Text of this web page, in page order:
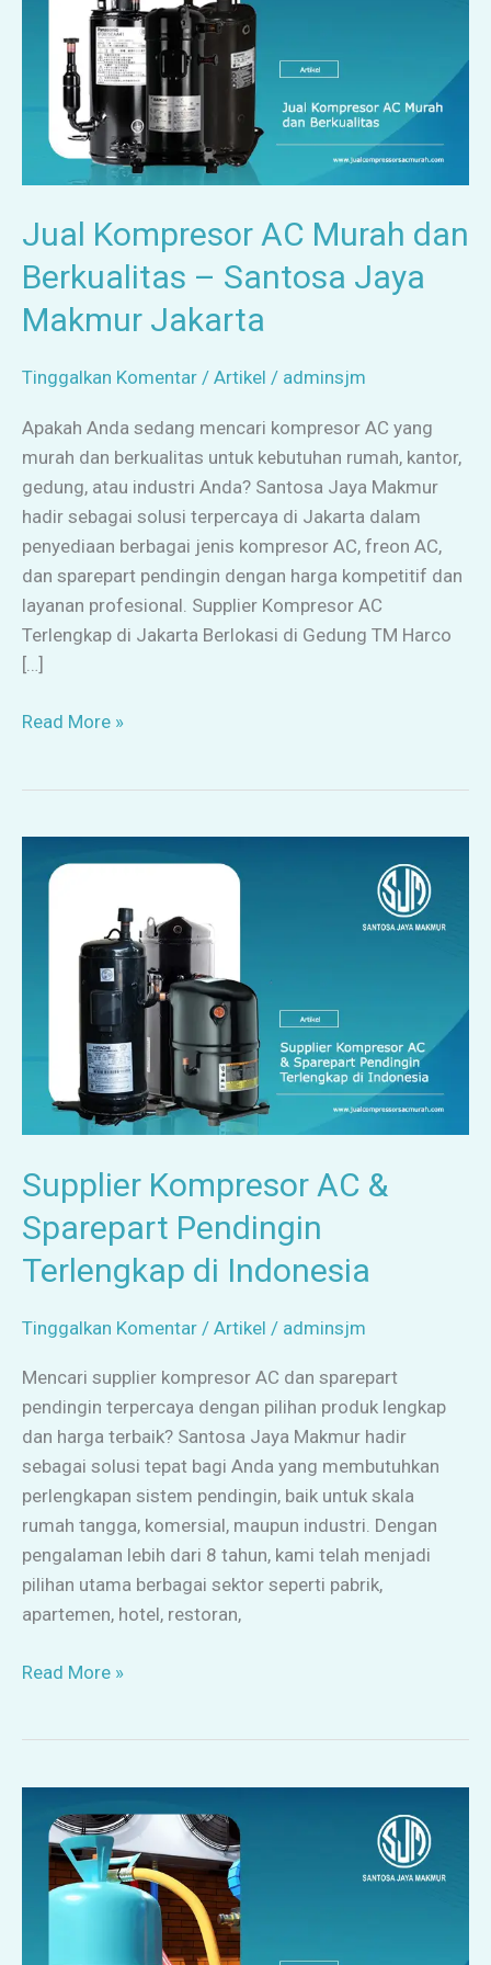
Jual Kompresor AC Murah dan
Berkualitas – Santosa Jaya
Makmur Jakarta
Tinggalkan Komentar / Artikel / adminsjm
Apakah Anda sedang mencari kompresor AC yang
murah dan berkualitas untuk kebutuhan rumah, kantor,
gedung, atau industri Anda? Santosa Jaya Makmur
hadir sebagai solusi terpercaya di Jakarta dalam
penyediaan berbagai jenis kompresor AC, freon AC,
dan sparepart pendingin dengan harga kompetitif dan
layanan profesional. Supplier Kompresor AC
Terlengkap di Jakarta Berlokasi di Gedung TM Harco
[…]
Berkualitas
Santosa
Jaya
Makmur
Read More »
Supplier Kompresor AC &
Sparepart Pendingin
Terlengkap di Indonesia
Tinggalkan Komentar / Artikel / adminsjm
Mencari supplier kompresor AC dan sparepart
pendingin terpercaya dengan pilihan produk lengkap
dan harga terbaik? Santosa Jaya Makmur hadir
sebagai solusi tepat bagi Anda yang membutuhkan
perlengkapan sistem pendingin, baik untuk skala
rumah tangga, komersial, maupun industri. Dengan
pengalaman lebih dari 8 tahun, kami telah menjadi
pilihan utama berbagai sektor seperti pabrik,
apartemen, hotel, restoran,
Kompresor
Sparepart
Pendingin
Terlengkap
Indonesia
Read More »
Freon
Semua